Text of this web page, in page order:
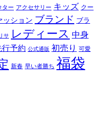
ター アクセサリー キッズ クー
ッション ブランド ブラ
サ レディース 中身
行予約 公式通販 初売り 可愛
新春 早い者勝ち 福袋